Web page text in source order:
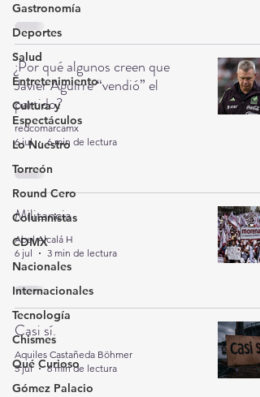
Gastronomía
Deportes
Salud
Entretenimiento
Cultura y
Espectáculos
Lo Nuestro
Torreón
Round Cero
Columnistas
CDMX
Nacionales
Internacionales
Tecnología
Chismes
Qué Curioso
Gómez Palacio
¿Por qué algunos creen que
Javier Aguirre “vendió” el
partido?
redcomarcamx
6 jul
6 min de lectura
Militancia
Abel Alcalá H
6 jul
3 min de lectura
Casi sí.
Aquiles Castañeda Böhmer
5 jul
6 min de lectura